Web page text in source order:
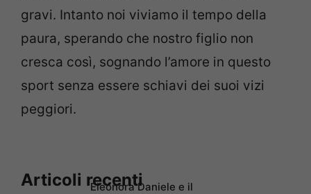
gravi. Intanto noi viviamo il tempo della
paura, sperando che nostro figlio non
cresca così, sognando l’amore in questo
sport senza essere schiavi dei suoi vizi
peggiori.
Articoli recentiEleonora Daniele e il